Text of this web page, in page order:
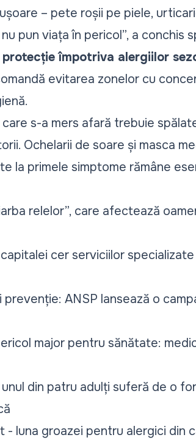
– pete roșii pe piele,
pun viața în pericol”, a conchis
împotriva alergiilor
evitarea zonelor cu
care s-a mers afară trebuie
Ochelarii de soare și masca
la primele simptome rămâne
relelor”, care afectează
cer serviciilor
prevenție: ANSP lansează o
major pentru sănătate:
unul din patru adulți suferă de o
- luna groazei pentru alergici din